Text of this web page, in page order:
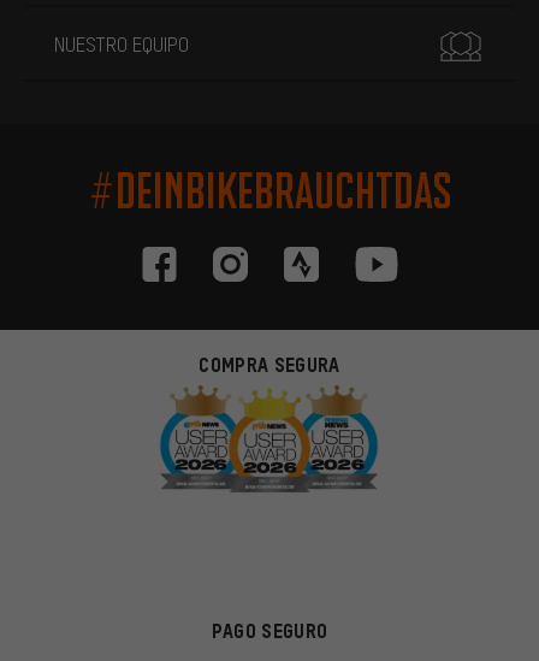
NUESTRO EQUIPO
#DEINBIKEBRAUCHTDAS
COMPRA SEGURA
PAGO SEGURO